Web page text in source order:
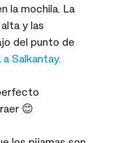
la mochila. La
y las
del punto de
Salkantay.
😊